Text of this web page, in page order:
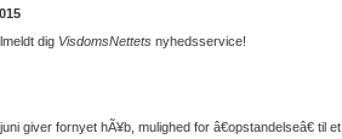
dig VisdomsNettets nyhedsservice!
giver fornyet hÃ¥b, mulighed for â€opstandelseâ€ til et